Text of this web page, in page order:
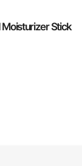
Moisturizer Stick